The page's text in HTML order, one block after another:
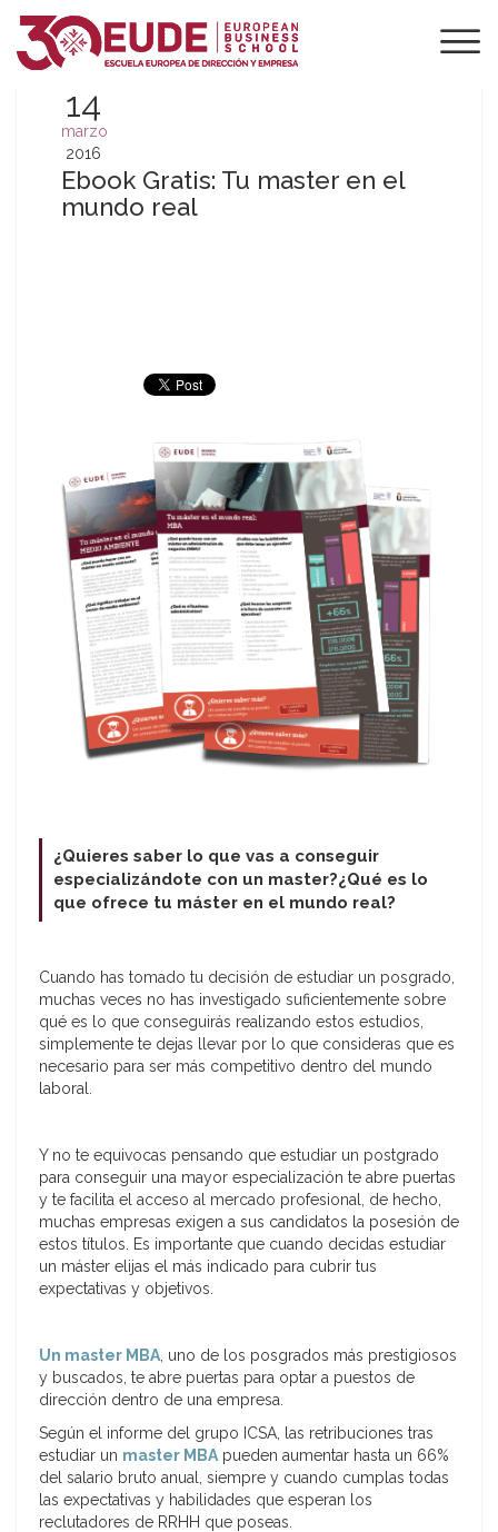
14
marzo
2016
Ebook Gratis: Tu master en el
mundo real
¿Quieres saber lo que vas a conseguir
especializándote con un master?¿Qué es lo
que ofrece tu máster en el mundo real?
Cuando has tomado tu decisión de estudiar un posgrado,
muchas veces no has investigado suficientemente sobre
qué es lo que conseguirás realizando estos estudios,
simplemente te dejas llevar por lo que consideras que es
necesario para ser más competitivo dentro del mundo
laboral.
Y no te equivocas pensando que estudiar un postgrado
para conseguir una mayor especialización te abre puertas
y te facilita el acceso al mercado profesional, de hecho,
muchas empresas exigen a sus candidatos la posesión de
estos títulos. Es importante que cuando decidas estudiar
un máster elijas el más indicado para cubrir tus
expectativas y objetivos.
Un master MBA , uno de los posgrados más prestigiosos
y buscados, te abre puertas para optar a puestos de
dirección dentro de una empresa.
Según el informe del grupo ICSA, las retribuciones tras
estudiar un master MBA pueden aumentar hasta un 66%
del salario bruto anual, siempre y cuando cumplas todas
las expectativas y habilidades que esperan los
reclutadores de RRHH que poseas.